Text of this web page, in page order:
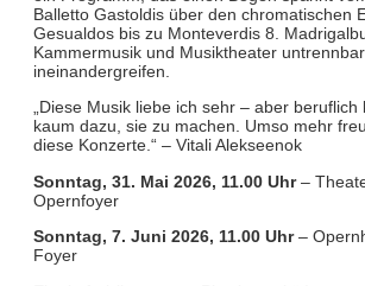
Balletto Gastoldis über den chromatischen
Gesualdos bis zu Monteverdis 8.
Kammermusik und Musiktheater untrennbar
ineinandergreifen.
„Diese Musik liebe ich sehr – aber beruflich
kaum dazu, sie zu machen. Umso mehr
diese Konzerte.“ – Vitali Alekseenok
Sonntag, 31. Mai 2026, 11.00 Uhr–
Opernfoyer
Sonntag, 7. Juni 2026, 11.00 Uhr–
Foyer